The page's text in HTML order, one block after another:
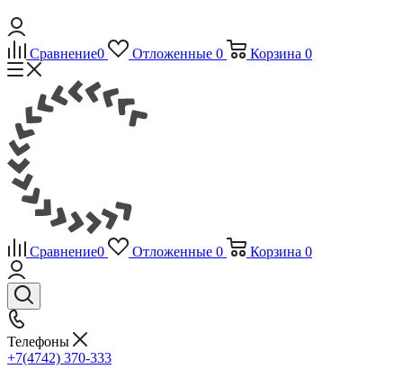
Сравнение0 Отложенные 0 Корзина 0
Сравнение0 Отложенные 0 Корзина 0
Телефоны
+7(4742) 370-333